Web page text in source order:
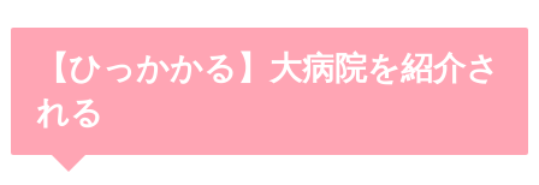
【ひっかかる】大病院を紹介さ
れる